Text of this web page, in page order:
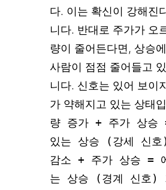
다. 이는 확신이 강해진
니다. 반대로 주가가 오
량이 줄어든다면, 상승
사람이 점점 줄어들고
니다. 신호는 있어 보이
가 약해지고 있는 상태
량 증가 + 주가 상승
있는 상승 (강세 신
감소 + 주가 상승 =
는 상승 (경계 신호)